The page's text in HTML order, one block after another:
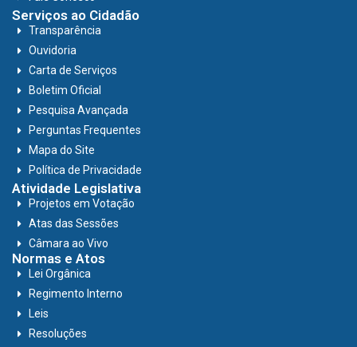
Serviços ao Cidadão
Transparência
Ouvidoria
Carta de Serviços
Boletim Oficial
Pesquisa Avançada
Perguntas Frequentes
Mapa do Site
Política de Privacidade
Atividade Legislativa
Projetos em Votação
Atas das Sessões
Câmara ao Vivo
Normas e Atos
Lei Orgânica
Regimento Interno
Leis
Resoluções